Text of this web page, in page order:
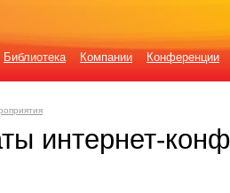
Библиотека Компании Конференции
интернет-